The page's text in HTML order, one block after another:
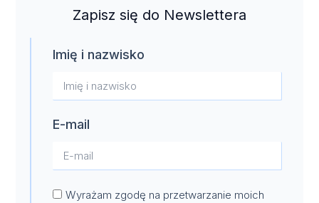
Zapisz się do Newslettera
Imię i nazwisko
E-mail
Wyrażam zgodę na przetwarzanie moich